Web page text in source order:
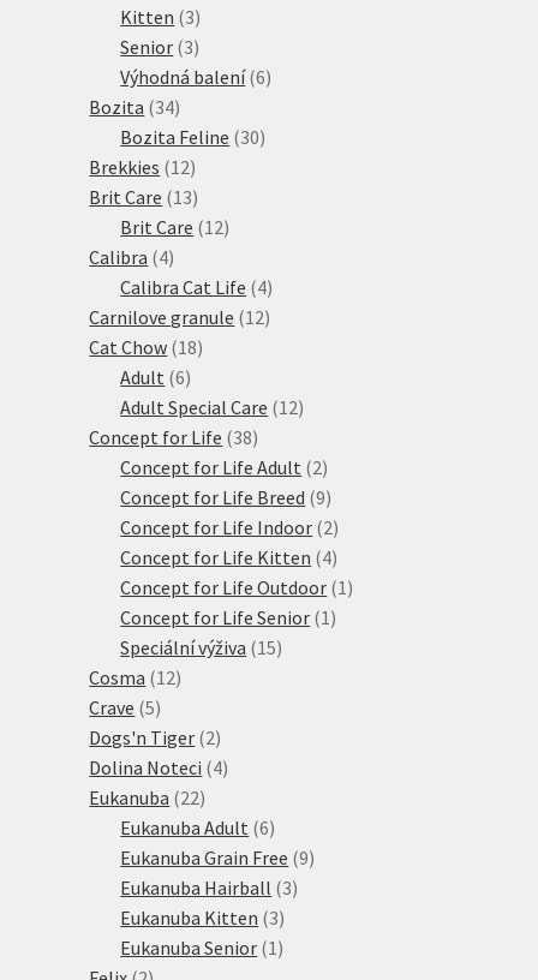
produktů
Kitten 33
produkty
Senior 33
produkty
Výhodná balení 66
Bozita 3434
produktů
Bozita Feline 3030
Brekkies 1212
produktů
Brit Care 1313
produktů
Brit Care 1212
Calibra 44
produkty
Calibra Cat Life 44
produkty
Carnilove granule 1212
Cat Chow 1818
Adult 66
produktů
Adult Special Care 1212
Concept for Life 3838
produktů
Concept for Life Adult 22
produkty
Concept for Life Breed 99
produktů
Concept for Life Indoor 22
produkty
Concept for Life Kitten 44
produkty
Concept for Life Outdoor 1 1
Concept for Life Senior 1 1
Speciální výživa 1515
Cosma 1212
Crave 55
produktů
Dogs'n Tiger 22
produkty
Dolina Noteci 44
Eukanuba 2222
produktů
Eukanuba Adult 66
produktů
Eukanuba Grain Free 99
Eukanuba Hairball 33
Eukanuba Kitten 33
produkty
Eukanuba Senior 1 1